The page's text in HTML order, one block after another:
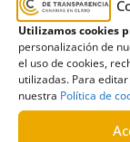
Utilizamos cookies
personalización de
el uso de cookies,
utilizadas. Para
nuestra Política de